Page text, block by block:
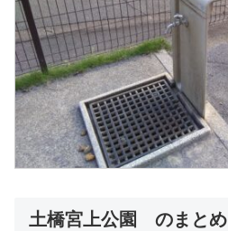
土橋宮上公園 のまとめ